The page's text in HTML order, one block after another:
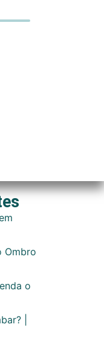
Ombro
o
|